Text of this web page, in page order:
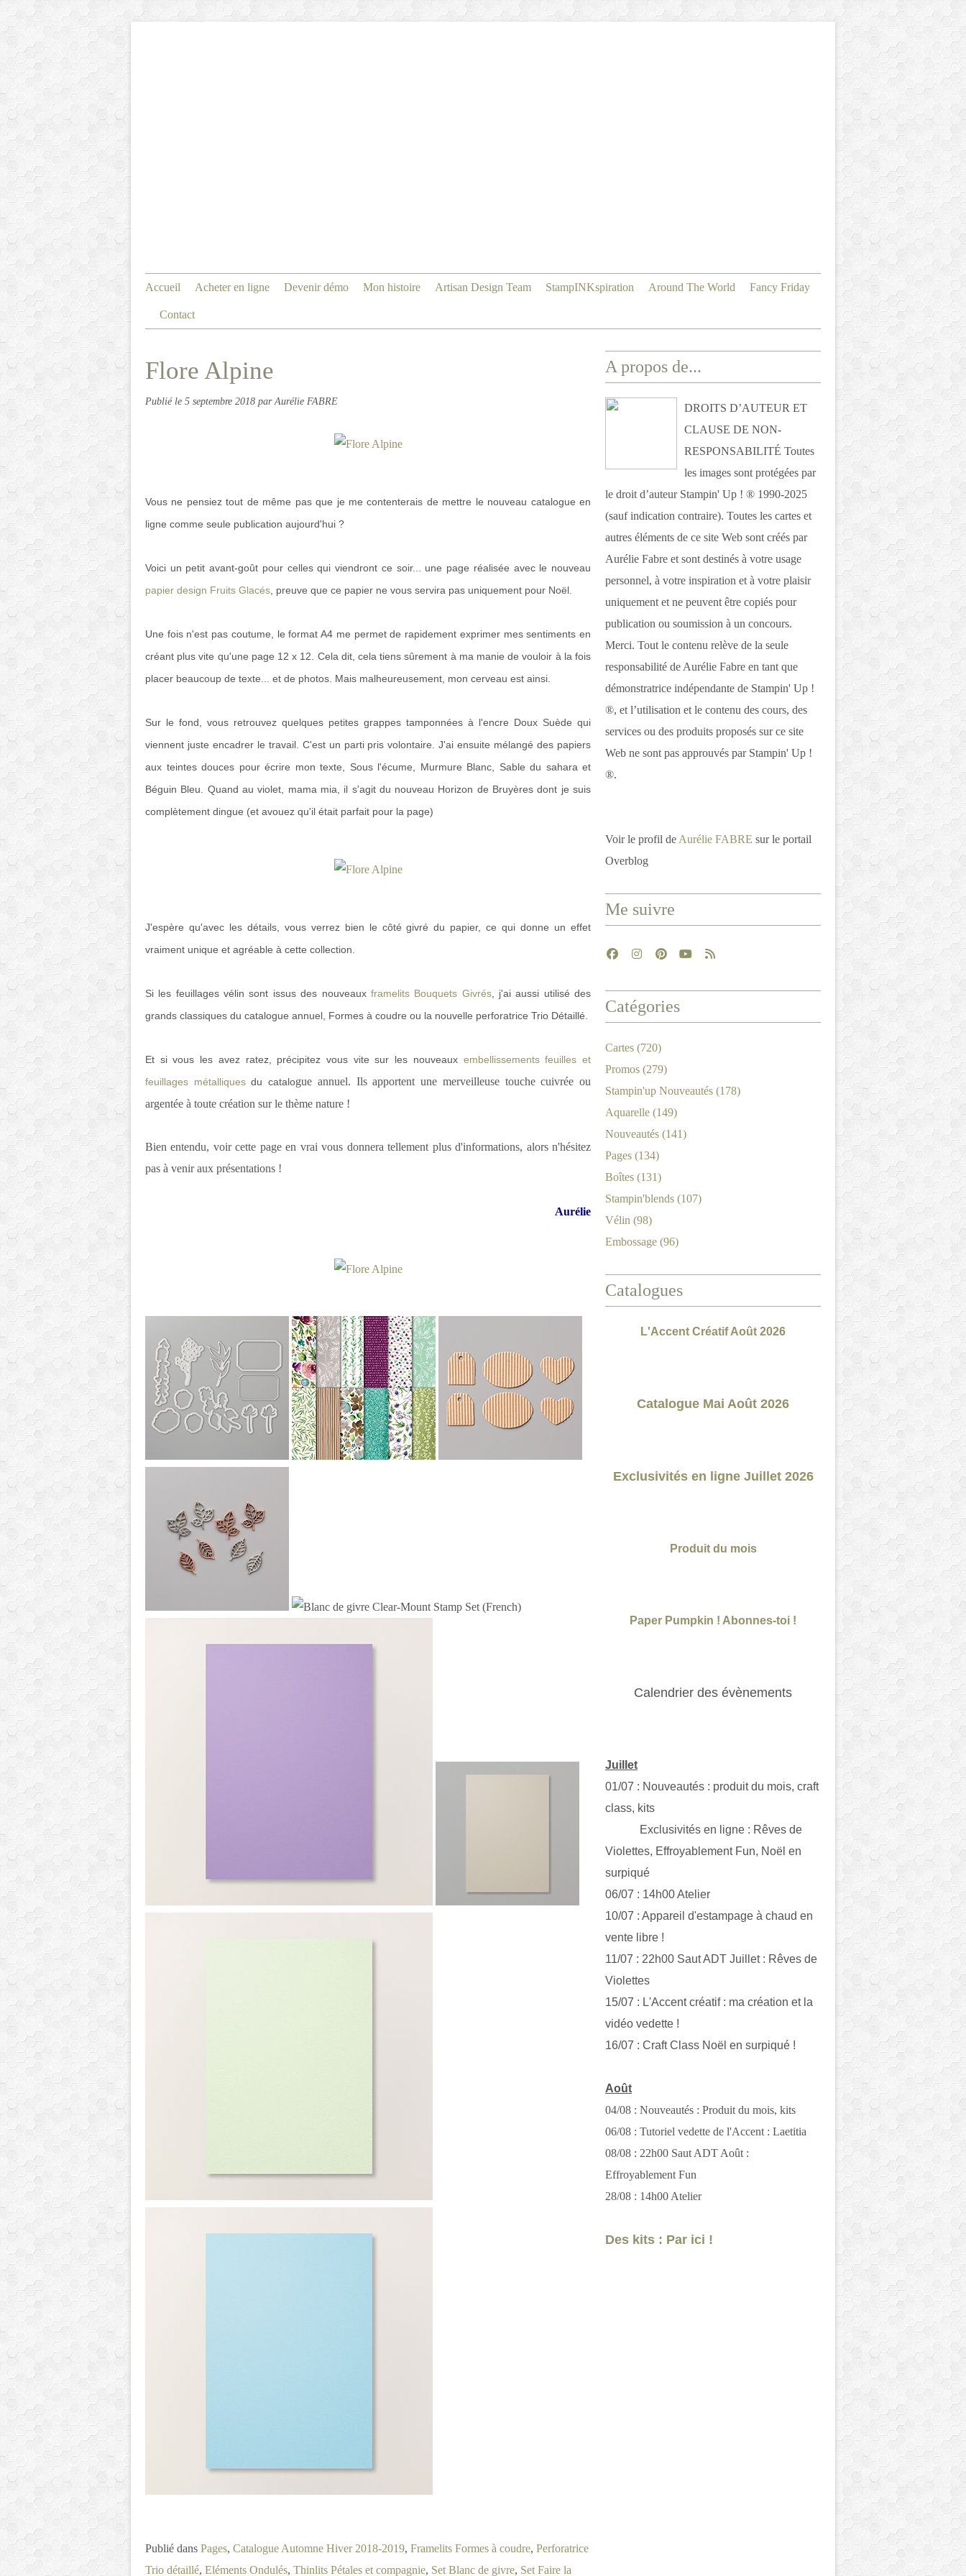
Accueil Acheter en ligne Devenir démo Mon histoire Artisan Design Team StampINKspiration Around The World Fancy Friday
Contact
Flore Alpine
Publié le 5 septembre 2018 par Aurélie FABRE
Vous ne pensiez tout de même pas que je me contenterais de mettre le nouveau catalogue en
ligne comme seule publication aujourd'hui ?
Voici un petit avant-goût pour celles qui viendront ce soir... une page réalisée avec le nouveau
papier design Fruits Glacés , preuve que ce papier ne vous servira pas uniquement pour Noël.
Une fois n'est pas coutume, le format A4 me permet de rapidement exprimer mes sentiments en
créant plus vite qu'une page 12 x 12. Cela dit, cela tiens sûrement à ma manie de vouloir à la fois
placer beaucoup de texte... et de photos. Mais malheureusement, mon cerveau est ainsi.
Sur le fond, vous retrouvez quelques petites grappes tamponnées à l'encre Doux Suède qui
viennent juste encadrer le travail. C'est un parti pris volontaire. J'ai ensuite mélangé des papiers
aux teintes douces pour écrire mon texte, Sous l'écume, Murmure Blanc, Sable du sahara et
Béguin Bleu. Quand au violet, mama mia, il s'agit du nouveau Horizon de Bruyères dont je suis
complètement dingue (et avouez qu'il était parfait pour la page)
J'espère qu'avec les détails, vous verrez bien le côté givré du papier, ce qui donne un effet
vraiment unique et agréable à cette collection.
Si les feuillages vélin sont issus des nouveaux framelits Bouquets Givrés, j'ai aussi utilisé des
grands classiques du catalogue annuel, Formes à coudre ou la nouvelle perforatrice Trio Détaillé.
Et si vous les avez ratez, précipitez vous vite sur les nouveaux embellissements feuilles et
feuillages métalliquesdu catalogue annuel. Ils apportent une merveilleuse touche cuivrée ou
argentée à toute création sur le thème nature !
Bien entendu, voir cette page en vrai vous donnera tellement plus d'informations, alors n'hésitez
pas à venir aux présentations !
Aurélie
Publié dans Pages, Catalogue Automne Hiver 2018-2019, Framelits Formes à coudre, Perforatrice
Trio détaillé, Eléments Ondulés, Thinlits Pétales et compagnie, Set Blanc de givre, Set Faire la
A propos de...
DROITS D’AUTEUR ET
CLAUSE DE NON-
RESPONSABILITÉ Toutes
les images sont protégées par
le droit d’auteur Stampin' Up ! ® 1990-2025
(sauf indication contraire). Toutes les cartes et
autres éléments de ce site Web sont créés par
Aurélie Fabre et sont destinés à votre usage
personnel, à votre inspiration et à votre plaisir
uniquement et ne peuvent être copiés pour
publication ou soumission à un concours.
Merci. Tout le contenu relève de la seule
responsabilité de Aurélie Fabre en tant que
démonstratrice indépendante de Stampin' Up !
®, et l’utilisation et le contenu des cours, des
services ou des produits proposés sur ce site
Web ne sont pas approuvés par Stampin' Up !
®.
Voir le profil de Aurélie FABRE sur le portail
Overblog
Me suivre
Catégories
Cartes (720)
Promos (279)
Stampin'up Nouveautés (178)
Aquarelle (149)
Nouveautés (141)
Pages (134)
Boîtes (131)
Stampin'blends (107)
Vélin (98)
Embossage (96)
Catalogues
L'Accent Créatif Août 2026
Catalogue Mai Août 2026
Exclusivités en ligne Juillet 2026
Produit du mois
Paper Pumpkin ! Abonnes-toi !
Calendrier des évènements
Juillet
01/07 : Nouveautés : produit du mois, craft
class, kits
Exclusivités en ligne : Rêves de
Violettes, Effroyablement Fun, Noël en
surpiqué
06/07 : 14h00 Atelier
10/07 : Appareil d'estampage à chaud en
vente libre !
11/07 : 22h00 Saut ADT Juillet : Rêves de
Violettes
15/07 : L'Accent créatif : ma création et la
vidéo vedette !
16/07 : Craft Class Noël en surpiqué !
Août
04/08 : Nouveautés : Produit du mois, kits
06/08 : Tutoriel vedette de l'Accent : Laetitia
08/08 : 22h00 Saut ADT Août :
Effroyablement Fun
28/08 : 14h00 Atelier
Des kits : Par ici !